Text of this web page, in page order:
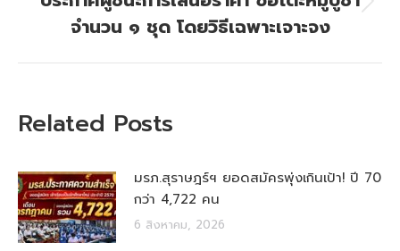
Next
post:
จำนวน ๑ ชุด โดยวิธีเฉพาะเจาะจง
Related Posts
มรภ.สุราษฎร์ฯ ยอดสมัครพุ่งเกินเป้า! ปี 70
กว่า 4,722 คน
6 สิงหาคม, 2026